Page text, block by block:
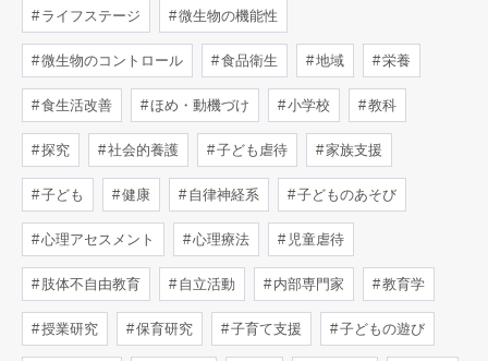
ライフステージ 微生物の機能性
微生物のコントロール 食品衛生 地域 栄養
食生活改善 ほめ・動機づけ 小学校 教科
探究 社会的養護 子ども虐待 家族支援
子ども 健康 自律神経系 子どものあそび
心理アセスメント 心理療法 児童虐待
肢体不自由教育 自立活動 内部専門家 教育学
授業研究 保育研究 子育て支援 子どもの遊び